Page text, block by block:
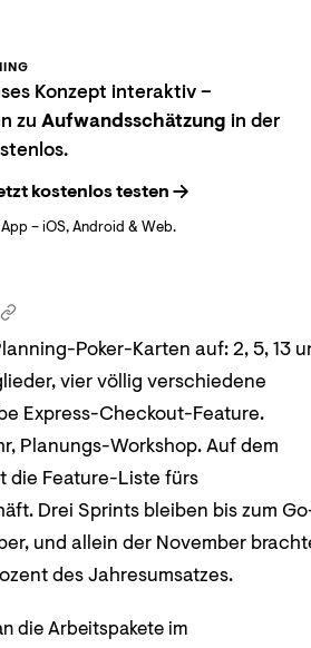
Konzept interaktiv –
zu Aufwandsschätzung in der
kostenlos testen
– iOS, Android & Web.
Poker-Karten auf: 2, 5, 13
vier völlig verschiedene
Express-Checkout-Feature.
Planungs-Workshop. Auf dem
die Feature-Liste fürs
Drei Sprints bleiben bis zum
und allein der November
des Jahresumsatzes.
die Arbeitspakete im